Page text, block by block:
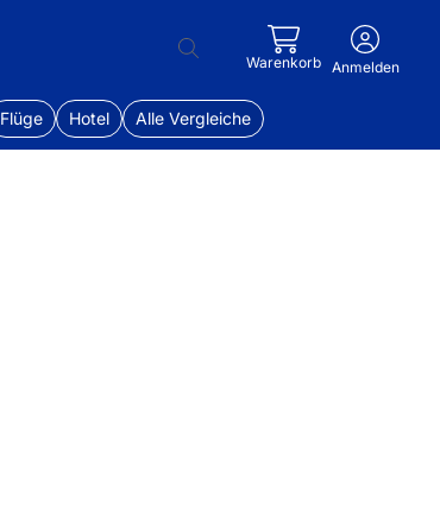
Warenkorb Anmelden
Flüge Hotel Alle Vergleiche